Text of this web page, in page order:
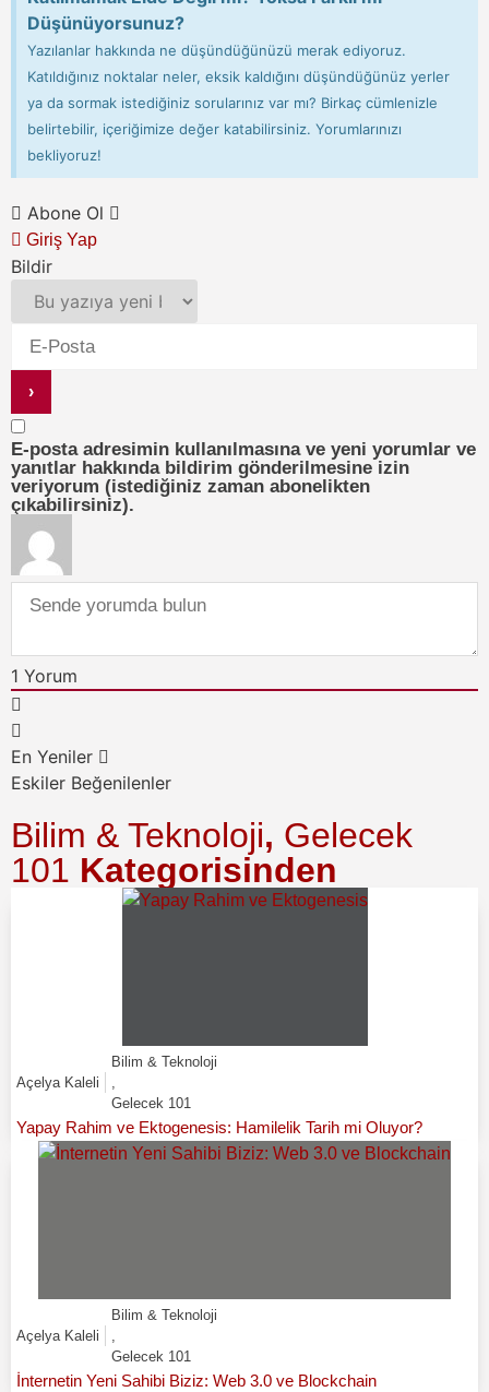
Düşünüyorsunuz?
Yazılanlar hakkında ne düşündüğünüzü merak ediyoruz.
Katıldığınız noktalar neler, eksik kaldığını düşündüğünüz yerler
ya da sormak istediğiniz sorularınız var mı? Birkaç cümlenizle
belirtebilir, içeriğimize değer katabilirsiniz. Yorumlarınızı
bekliyoruz!
Abone Ol
Giriş Yap
Bildir
E-posta adresimin kullanılmasına ve yeni yorumlar ve
yanıtlar hakkında bildirim gönderilmesine izin
veriyorum (istediğiniz zaman abonelikten
çıkabilirsiniz).
1 Yorum
En Yeniler
Eskiler Beğenilenler
Bilim & Teknoloji, Gelecek
101 Kategorisinden
Açelya Kaleli
Bilim & Teknoloji
,
Gelecek 101
Yapay Rahim ve Ektogenesis: Hamilelik Tarih mi Oluyor?
Açelya Kaleli
Bilim & Teknoloji
,
Gelecek 101
İnternetin Yeni Sahibi Biziz: Web 3.0 ve Blockchain